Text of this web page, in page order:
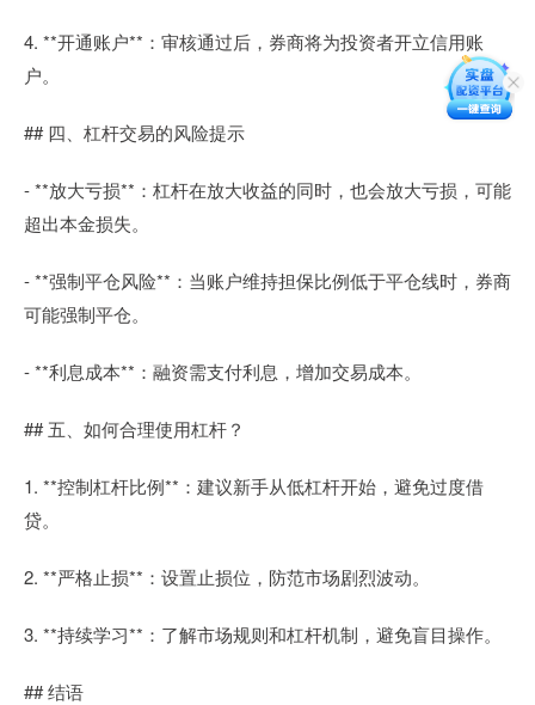
4. **开通账户**：审核通过后，券商将为投资者开立信用账
户。
## 四、杠杆交易的风险提示
- **放大亏损**：杠杆在放大收益的同时，也会放大亏损，可能
超出本金损失。
- **强制平仓风险**：当账户维持担保比例低于平仓线时，券商
可能强制平仓。
- **利息成本**：融资需支付利息，增加交易成本。
## 五、如何合理使用杠杆？
1. **控制杠杆比例**：建议新手从低杠杆开始，避免过度借
贷。
2. **严格止损**：设置止损位，防范市场剧烈波动。
3. **持续学习**：了解市场规则和杠杆机制，避免盲目操作。
## 结语